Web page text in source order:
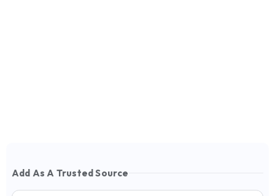
Add As A Trusted Source